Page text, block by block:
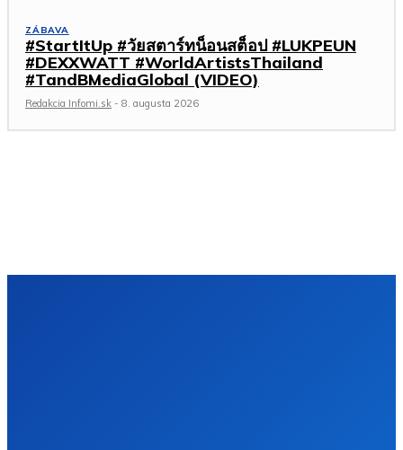
ZÁBAVA
#StartItUp #วัยสตาร์ทน็อนสต็อป #LUKPEUN
#DEXXWATT #WorldArtistsThailand
#TandBMediaGlobal (VIDEO)
Redakcia Infomi.sk - 8. augusta 2026